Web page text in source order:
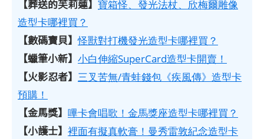
【葬送的芙莉蓮】 寶箱怪、發光法杖、欣梅爾雕像
造型卡哪裡買？
【數碼寶貝】怪獸對打機發光造型卡哪裡買？
【蠟筆小新】 小白伸縮SuperCard造型卡開賣！
【火影忍者】 三叉苦無/青蛙錢包《疾風傳》造型卡
預購！
【金馬獎】 嗶卡會唱歌！金馬獎座造型卡哪裡買？
【小護士】 裡面有擬真軟膏！曼秀雷敦紀念造型卡